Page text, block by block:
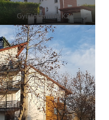
Gyűjtőkémény K2+